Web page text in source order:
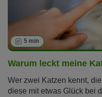
5 min
Warum leckt meine
Wer zwei Katzen kennt,
diese mit etwas Glück bei